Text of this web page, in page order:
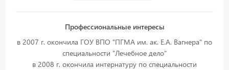
Профессиональные интересы
в 2007 г. окончила ГОУ ВПО "ПГМА им. ак. Е.А. Вагнера" по
специальности "Лечебное дело"
в 2008 г. окончила интернатуру по специальности